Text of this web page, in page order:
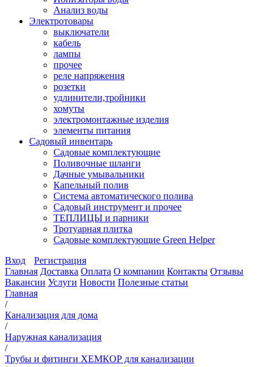
Анализ воды
Электротовары
выключатели
кабель
лампы
прочее
реле напряжения
розетки
удлинители,тройники
хомуты
электромонтажные изделия
элементы питания
Садовый инвентарь
Садовые комплектующие
Поливочные шланги
Дачные умывальники
Капельный полив
Система автоматического полива
Садовый инструмент и прочее
ТЕПЛИЦЫ и парники
Тротуарная плитка
Садовые комплектующие Green Helper
Вход
Регистрация
Главная Доставка Оплата О компании Контакты Отзывы
Вакансии Услуги Новости Полезные статьи
Главная
/
Канализация для дома
/
Наружная канализация
/
Трубы и фитинги ХЕМКОР для канализации